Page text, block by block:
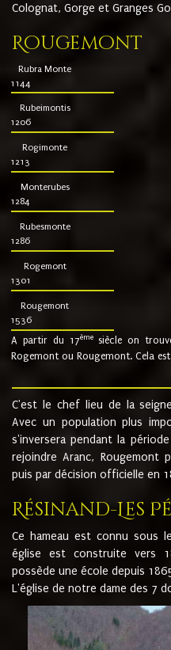
Colognat, Gorge et Granges
Rougemont
Rubra Monte
1144
Rubeimontis
1206
Rogimonte
1213
Monterubes
1284
Rubesmonte
1286
Rogemont
1301
Rougemont
1536
A partir du 17ème siècle on
Rogemont ou Rougemont. Cela
C'est le chef lieu de la
Avec un population plus
s'inversera pendant la
rejoindre Aranc, Rougemont
puis par décision officielle en
Résinand-Les
Ce hameau est connu sous
église est construite vers
possède une école depuis
L'église de notre dame des 7